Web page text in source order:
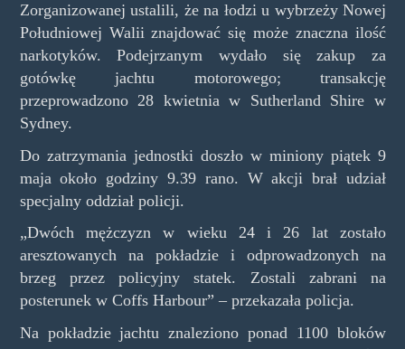
Zorganizowanej ustalili, że na łodzi u wybrzeży Nowej
Południowej Walii znajdować się może znaczna ilość
narkotyków. Podejrzanym wydało się zakup za
gotówkę jachtu motorowego; transakcję
przeprowadzono 28 kwietnia w Sutherland Shire w
Sydney.
Do zatrzymania jednostki doszło w miniony piątek 9
maja około godziny 9.39 rano. W akcji brał udział
specjalny oddział policji.
„Dwóch mężczyzn w wieku 24 i 26 lat zostało
aresztowanych na pokładzie i odprowadzonych na
brzeg przez policyjny statek. Zostali zabrani na
posterunek w Coffs Harbour” – przekazała policja.
Na pokładzie jachtu znaleziono ponad 1100 bloków